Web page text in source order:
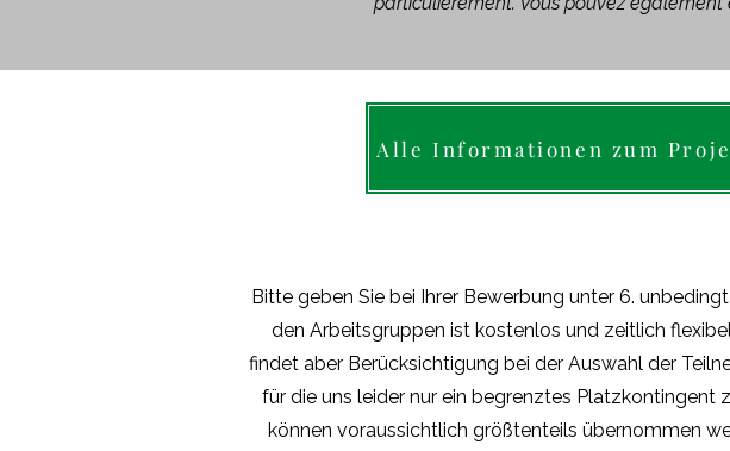
Alle Informationen zum
Bitte geben Sie bei Ihrer Bewerbung unter 6.
den Arbeitsgruppen ist kostenlos und zeitlich
findet aber Berücksichtigung bei der Auswahl der
für die uns leider nur ein begrenztes Platzkontingent
können voraussichtlich größtenteils übernommen